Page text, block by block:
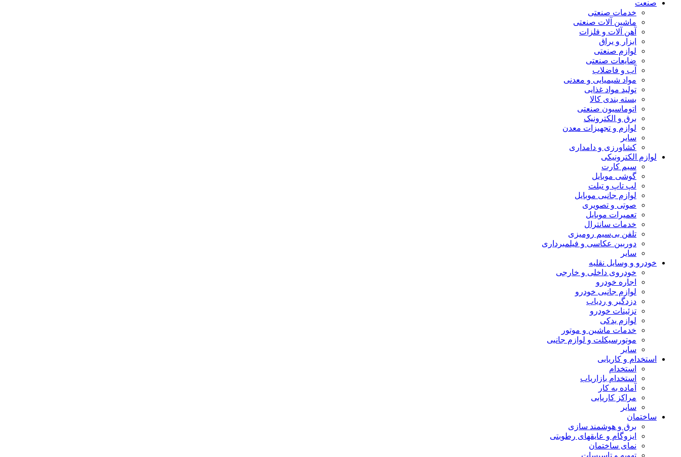
صنعت
خدمات صنعتی
ماشین آلات صنعتی
آهن آلات و فلزات
ابزار و یراق
لوازم صنعتی
ضایعات صنعتی
آب و فاضلاب
مواد شیمیایی و معدنی
تولید مواد غذایی
بسته بندی کالا
اتوماسیون صنعتی
برق و الکترونیک
لوازم و تجهیزات معدن
سایر
کشاورزی و دامداری
لوازم الکترونیکی
سیم کارت
گوشی موبایل
لپ تاپ و تبلت
لوازم جانبی موبایل
صوتی و تصویری
تعمیرات موبایل
خدمات سانترال
تلفن بی‌سیم رومیزی
دوربین عکاسی و فیلمبرداری
سایر
خودرو و وسایل نقلیه
خودروی داخلی و خارجی
اجاره خودرو
لوازم جانبی خودرو
دزدگیر و ردیاب
تزئینات خودرو
لوازم یدکی
خدمات ماشین و موتور
موتورسیکلت و لوازم جانبی
سایر
استخدام و کاریابی
استخدام
استخدام بازاریاب
آماده به کار
مراکز کاریابی
سایر
ساختمان
برق و هوشمند سازی
ایزوگام و عایقهای رطوبتی
نمای ساختمان